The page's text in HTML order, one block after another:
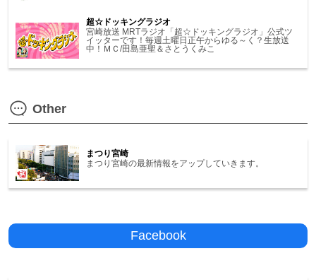
超☆ドッキングラジオ
宮崎放送 MRTラジオ「超☆ドッキングラジオ」公式ツ
イッターです！毎週土曜日正午からゆる～く？生放送
中！ＭＣ/田島亜聖＆さとうくみこ
Other
まつり宮崎
まつり宮崎の最新情報をアップしていきます。
Facebook